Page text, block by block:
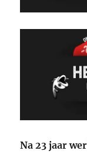
Na 23 jaar